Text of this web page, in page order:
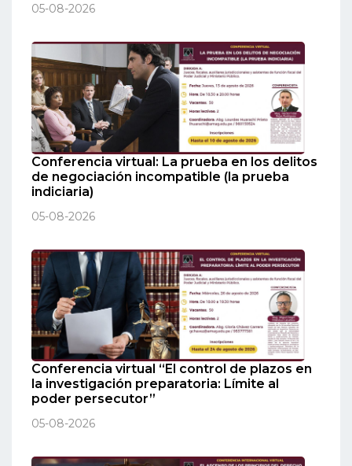
05-08-2026
Conferencia virtual: La prueba en los delitos
de negociación incompatible (la prueba
indiciaria)
05-08-2026
Conferencia virtual “El control de plazos en
la investigación preparatoria: Límite al
poder persecutor”
05-08-2026